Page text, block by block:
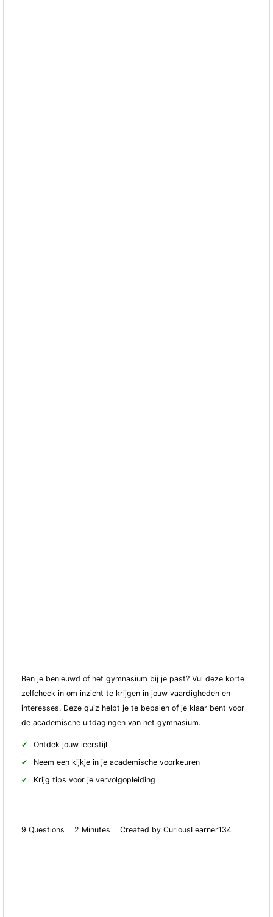
Ben je benieuwd of het gymnasium bij je past? Vul deze korte
zelfcheck in om inzicht te krijgen in jouw vaardigheden en
interesses. Deze quiz helpt je te bepalen of je klaar bent voor
de academische uitdagingen van het gymnasium.
Ontdek jouw leerstijl
Neem een kijkje in je academische voorkeuren
Krijg tips voor je vervolgopleiding
9 Questions 2 Minutes Created by CuriousLearner134